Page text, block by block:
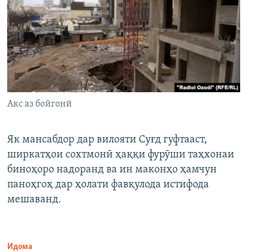
Акс аз бойгонӣ
Як мансабдор дар вилояти Суғд гуфтааст,
ширкатҳои сохтмонӣ ҳаққи фурӯши таҳхонаи
биноҳоро надоранд ва ин маконҳо ҳамчун
паноҳгоҳ дар ҳолати фавқулода истифода
мешаванд.
Идома